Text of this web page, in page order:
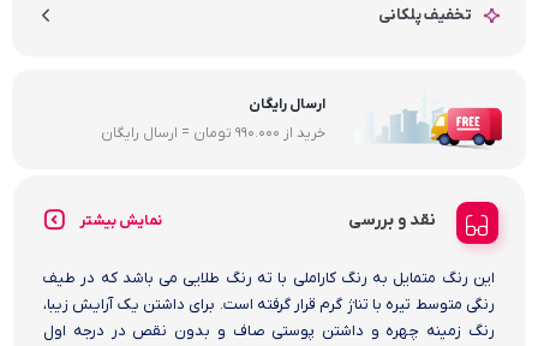
تخفیف پلکانی
ارسال رایگان
خرید از 990.000 تومان = ارسال رایگان
نقد و بررسی نمایش بیشتر
این رنگ متمایل به رنگ کاراملی با ته رنگ طلایی می باشد که در طیف
رنگی متوسط تیره با تناژ گرم قرار گرفته است. برای داشتن یک آرایش زیبا،
رنگ زمینه چهره و داشتن پوستی صاف و بدون نقص در درجه اول